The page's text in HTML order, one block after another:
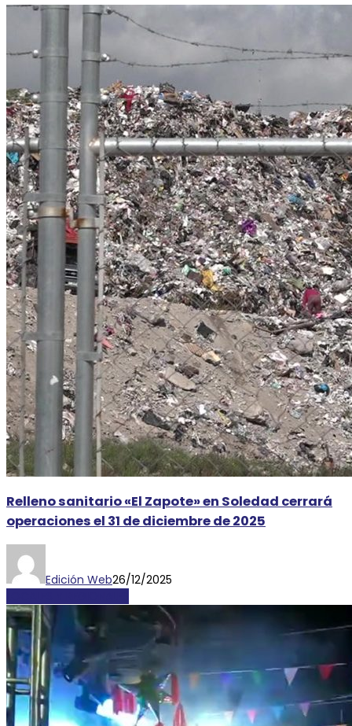
Relleno sanitario «El Zapote» en Soledad cerrará
operaciones el 31 de diciembre de 2025
Edición Web26/12/2025